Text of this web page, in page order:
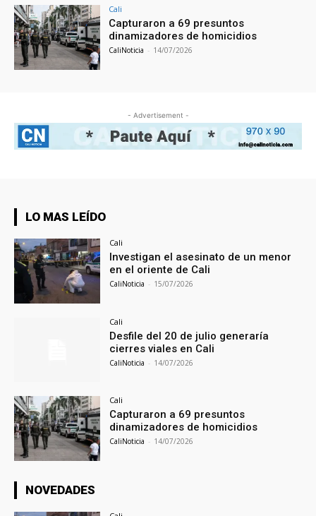
Cali
Capturaron a 69 presuntos
dinamizadores de homicidios
CaliNoticia - 14/07/2026
- Advertisement -
LO MAS LEÍDO
Cali
Investigan el asesinato de un menor
en el oriente de Cali
CaliNoticia - 15/07/2026
Cali
Desfile del 20 de julio generaría
cierres viales en Cali
CaliNoticia - 14/07/2026
Cali
Capturaron a 69 presuntos
dinamizadores de homicidios
CaliNoticia - 14/07/2026
NOVEDADES